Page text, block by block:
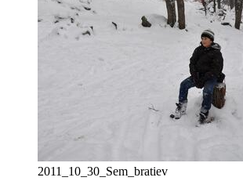
2011_10_30_Sem_bratiev